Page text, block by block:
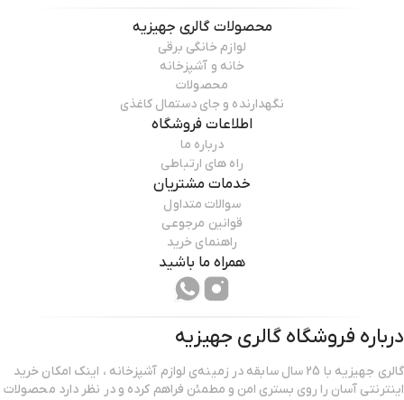
محصولاتگالری جهیزیه
لوازم خانگی برقی
خانه و آشپزخانه
محصولات
نگهدارنده و جای دستمال کاغذی
اطلاعات فروشگاه
درباره ما
راه های ارتباطی
خدمات مشتریان
سوالات متداول
قوانین مرجوعی
راهنمای خرید
همراه ما باشید
درباره فروشگاه گالری جهیزیه
گالری جهیزیه با 25 سال سابقه در زمینه‌ی لوازم آشپزخانه ، اینک امکان خرید
اینترنتی آسان را روی بستری امن و مطمئن فراهم کرده و در نظر دارد محصولات